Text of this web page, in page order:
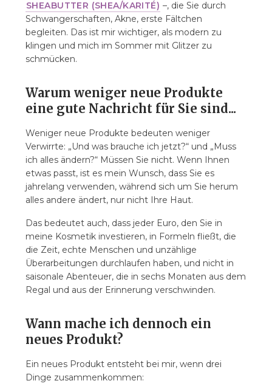
SHEABUTTER (SHEA/KARITÉ) –, die Sie durch
Schwangerschaften, Akne, erste Fältchen
begleiten. Das ist mir wichtiger, als modern zu
klingen und mich im Sommer mit Glitzer zu
schmücken.
Warum weniger neue Produkte
eine gute Nachricht für Sie sind...
Weniger neue Produkte bedeuten weniger
Verwirrte: „Und was brauche ich jetzt?“ und „Muss
ich alles ändern?“ Müssen Sie nicht. Wenn Ihnen
etwas passt, ist es mein Wunsch, dass Sie es
jahrelang verwenden, während sich um Sie herum
alles andere ändert, nur nicht Ihre Haut.
Das bedeutet auch, dass jeder Euro, den Sie in
meine Kosmetik investieren, in Formeln fließt, die
die Zeit, echte Menschen und unzählige
Überarbeitungen durchlaufen haben, und nicht in
saisonale Abenteuer, die in sechs Monaten aus dem
Regal und aus der Erinnerung verschwinden.
Wann mache ich dennoch ein
neues Produkt?
Ein neues Produkt entsteht bei mir, wenn drei
Dinge zusammenkommen: